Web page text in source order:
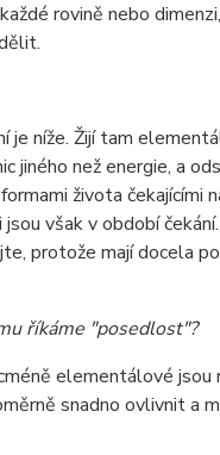
rovině nebo
níže. Žijí tam
jiného než energie, a
života čekajícími
však v období
protože mají docela
říkáme "posedlost"?
elementálové
snadno ovlivnit a